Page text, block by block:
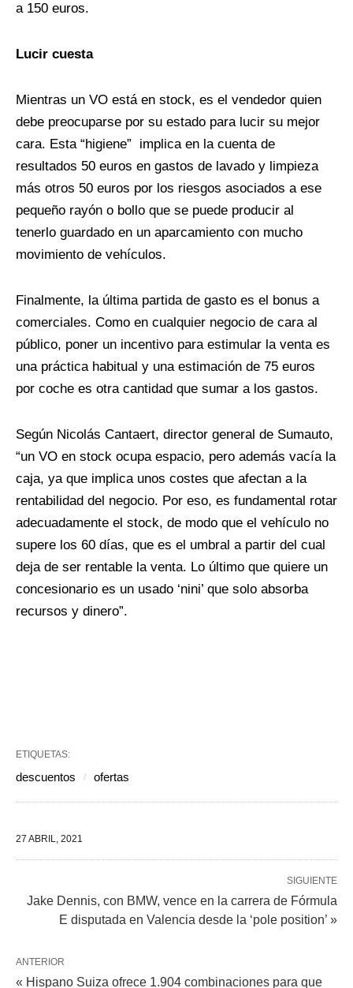
a 150 euros.
Lucir cuesta
Mientras un VO está en stock, es el vendedor quien
debe preocuparse por su estado para lucir su mejor
cara. Esta “higiene”
implica en la cuenta de
resultados 50 euros en gastos de lavado y limpieza
más otros 50 euros por los riesgos asociados a ese
pequeño rayón o bollo que se puede producir al
tenerlo guardado en un aparcamiento con mucho
movimiento de vehículos.
Finalmente, la última partida de gasto es el bonus a
comerciales. Como en cualquier negocio de cara al
público, poner un incentivo para estimular la venta es
una práctica habitual y una estimación de 75 euros
por coche es otra cantidad que sumar a los gastos.
Según Nicolás Cantaert, director general de Sumauto,
“un VO en stock ocupa espacio, pero además vacía la
caja, ya que implica unos costes que afectan a la
rentabilidad del negocio. Por eso, es fundamental rotar
adecuadamente el stock, de modo que el vehículo no
supere los 60 días, que es el umbral a partir del cual
deja de ser rentable la venta. Lo último que quiere un
concesionario es un usado ‘nini’ que solo absorba
recursos y dinero”.
ETIQUETAS:
descuentos ofertas
27 ABRIL, 2021
SIGUIENTE
Jake Dennis, con BMW, vence en la carrera de Fórmula
E disputada en Valencia desde la ‘pole position’ »
ANTERIOR
« Hispano Suiza ofrece 1.904 combinaciones para que